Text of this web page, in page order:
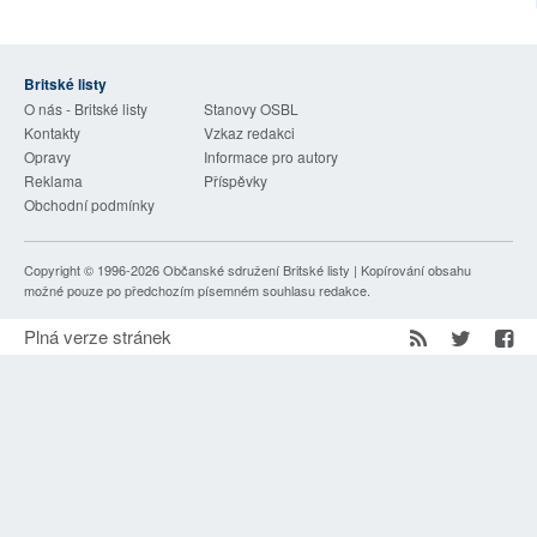
RUBRIKY
PLNÁ VERZE STRÁNEK
Britské listy
O nás - Britské listy
Stanovy OSBL
Kontakty
Vzkaz redakci
Opravy
Informace pro autory
Reklama
Příspěvky
Obchodní podmínky
Copyright © 1996-2026Občanské sdružení Britské listy | Kopírování obsahu
možné pouze po předchozím písemném souhlasu redakce.
Plná verze stránek